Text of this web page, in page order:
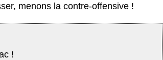
menons la contre-offensive !
!